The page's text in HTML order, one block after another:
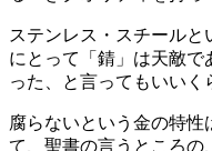
ステンレス・スチール
にとって「錆」は天敵
った、と言ってもいいく
腐らないという金の特
て、聖書の言うところの